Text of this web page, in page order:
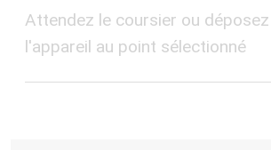
Attendez le coursier ou déposez
l'appareil au point sélectionné